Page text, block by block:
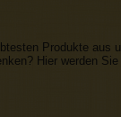
Produkte aus
Hier werden Sie